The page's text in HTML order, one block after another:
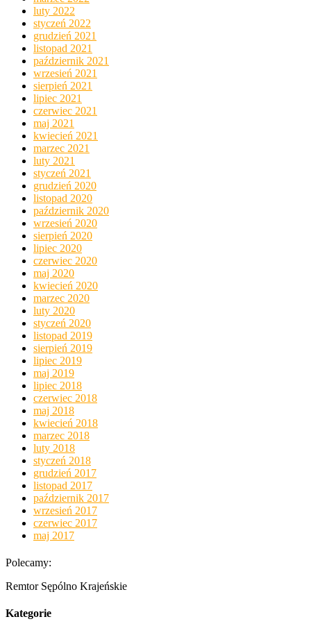
luty 2022
styczeń 2022
grudzień 2021
listopad 2021
październik 2021
wrzesień 2021
sierpień 2021
lipiec 2021
czerwiec 2021
maj 2021
kwiecień 2021
marzec 2021
luty 2021
styczeń 2021
grudzień 2020
listopad 2020
październik 2020
wrzesień 2020
sierpień 2020
lipiec 2020
czerwiec 2020
maj 2020
kwiecień 2020
marzec 2020
luty 2020
styczeń 2020
listopad 2019
sierpień 2019
lipiec 2019
maj 2019
lipiec 2018
czerwiec 2018
maj 2018
kwiecień 2018
marzec 2018
luty 2018
styczeń 2018
grudzień 2017
listopad 2017
październik 2017
wrzesień 2017
czerwiec 2017
maj 2017
Polecamy:
Remtor Sępólno Krajeńskie
Kategorie